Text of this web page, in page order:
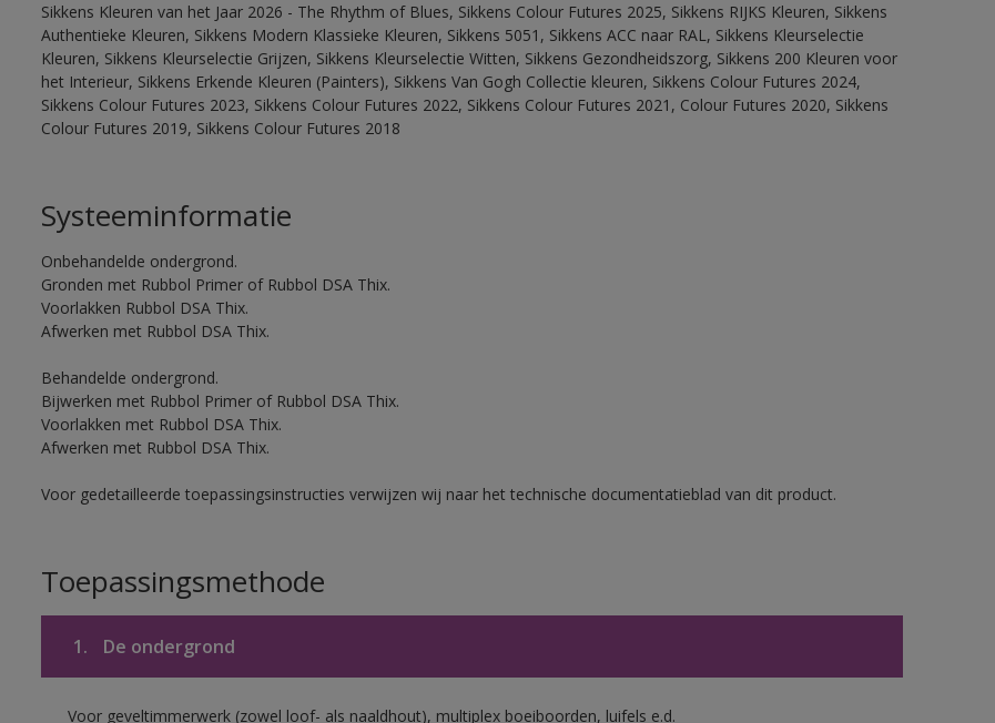
Sikkens Kleuren van het Jaar 2026 - The Rhythm of Blues, Sikkens Colour Futures 2025, Sikkens RIJKS Kleuren, Sikkens
Authentieke Kleuren, Sikkens Modern Klassieke Kleuren, Sikkens 5051, Sikkens ACC naar RAL, Sikkens Kleurselectie
Kleuren, Sikkens Kleurselectie Grijzen, Sikkens Kleurselectie Witten, Sikkens Gezondheidszorg, Sikkens 200 Kleuren voor
het Interieur, Sikkens Erkende Kleuren (Painters), Sikkens Van Gogh Collectie kleuren, Sikkens Colour Futures 2024,
Sikkens Colour Futures 2023, Sikkens Colour Futures 2022, Sikkens Colour Futures 2021, Colour Futures 2020, Sikkens
Colour Futures 2019, Sikkens Colour Futures 2018
Systeeminformatie
Onbehandelde ondergrond.
Gronden met Rubbol Primer of Rubbol DSA Thix.
Voorlakken Rubbol DSA Thix.
Afwerken met Rubbol DSA Thix.
Behandelde ondergrond.
Bijwerken met Rubbol Primer of Rubbol DSA Thix.
Voorlakken met Rubbol DSA Thix.
Afwerken met Rubbol DSA Thix.
Voor gedetailleerde toepassingsinstructies verwijzen wij naar het technische documentatieblad van dit product.
Toepassingsmethode
1. De ondergrond
Voor geveltimmerwerk (zowel loof- als naaldhout), multiplex boeiboorden, luifels e.d.